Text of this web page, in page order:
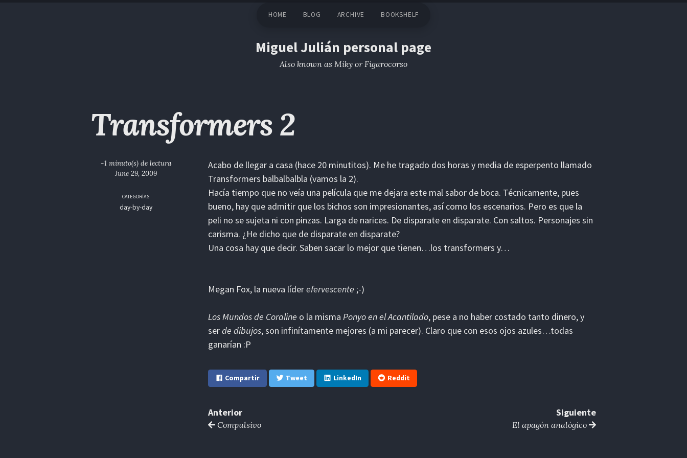
HOME BLOG ARCHIVE BOOKSHELF
Miguel Julián personal page
Also known as Miky or Figarocorso
Transformers 2
~1 minuto(s) de lectura
June 29, 2009
CATEGORÍAS
day-by-day
Acabo de llegar a casa (hace 20 minutitos). Me he tragado dos horas y media de esperpento llamado
Transformers balbalbalbla (vamos la 2).
Hacía tiempo que no veía una película que me dejara este mal sabor de boca. Técnicamente, pues
bueno, hay que admitir que los bichos son impresionantes, así como los escenarios. Pero es que la
peli no se sujeta ni con pinzas. Larga de narices. De disparate en disparate. Con saltos. Personajes sin
carisma. ¿He dicho que de disparate en disparate?
Una cosa hay que decir. Saben sacar lo mejor que tienen…los transformers y…
Megan Fox, la nueva líderefervescente ;-)
Los Mundos de Coraline o la misma Ponyo en el Acantilado, pese a no haber costado tanto dinero, y
serde dibujos, son infinítamente mejores (a mi parecer). Claro que con esos ojos azules…todas
ganarían :P
Compartir Tweet LinkedIn Reddit
Anterior
Compulsivo
Siguiente
El apagón analógico